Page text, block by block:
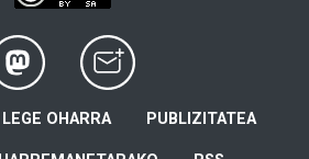
LEGE OHARRA PUBLIZITATEA